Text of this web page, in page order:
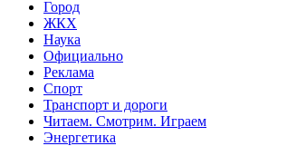
Город
ЖКХ
Наука
Официально
Реклама
Спорт
Транспорт и дороги
Читаем. Смотрим. Играем
Энергетика